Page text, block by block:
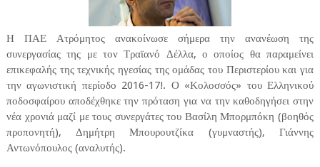
Η ΠΑΕ Ατρόμητος ανακοίνωσε σήμερα την ανανέωση της
συνεργασίας της με τον Τραϊανό Δέλλα, ο οποίος θα παραμείνει
επικεφαλής της τεχνικής ηγεσίας της ομάδας του Περιστερίου και για
την αγωνιστική περίοδο 2016-17!. Ο «Κολοσσός» του Ελληνικού
ποδοσφαίρου αποδέχθηκε την πρόταση για να την καθοδηγήσει στην
νέα χρονιά μαζί με τους συνεργάτες του Βασίλη Μπορμπόκη (βοηθός
προπονητή), Δημήτρη Μπουρουτζίκα (γυμναστής), Γιάννης
Αντωνόπουλος (αναλυτής).